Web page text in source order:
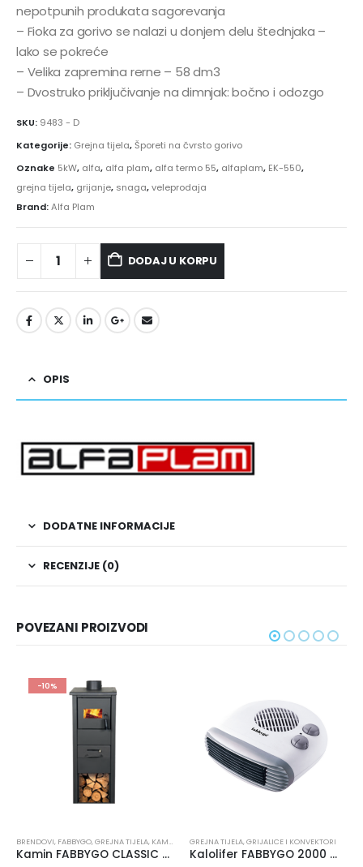
nepotpunih produkata sagorevanja
– Fioka za gorivo se nalazi u donjem delu štednjaka –
lako se pokreće
– Velika zapremina rerne – 58 dm3
– Dvostruko priključivanje na dimnjak: bočno i odozgo
SKU: 9483 - D
Kategorije: Grejna tijela,Šporeti na čvrsto gorivo
Oznake 5kW, alfa, alfa plam, alfa termo 55, alfaplam, EK-550,
grejna tijela, grijanje, snaga,veleprodaja
Brand:Alfa Plam
DODAJ U KORPU
OPIS
DODATNE INFORMACIJE
RECENZIJE (0)
POVEZANI PROIZVODI
,FABBYGO,GREJNA TIJELA,KAMINI I PEĆI
Kamin FABBYGO CLASSIC sa staklom
GREJNA TIJELA,GRIJALICE I KONVEKTORI
Kalolifer FABBYGO 2000 W HOT 3003